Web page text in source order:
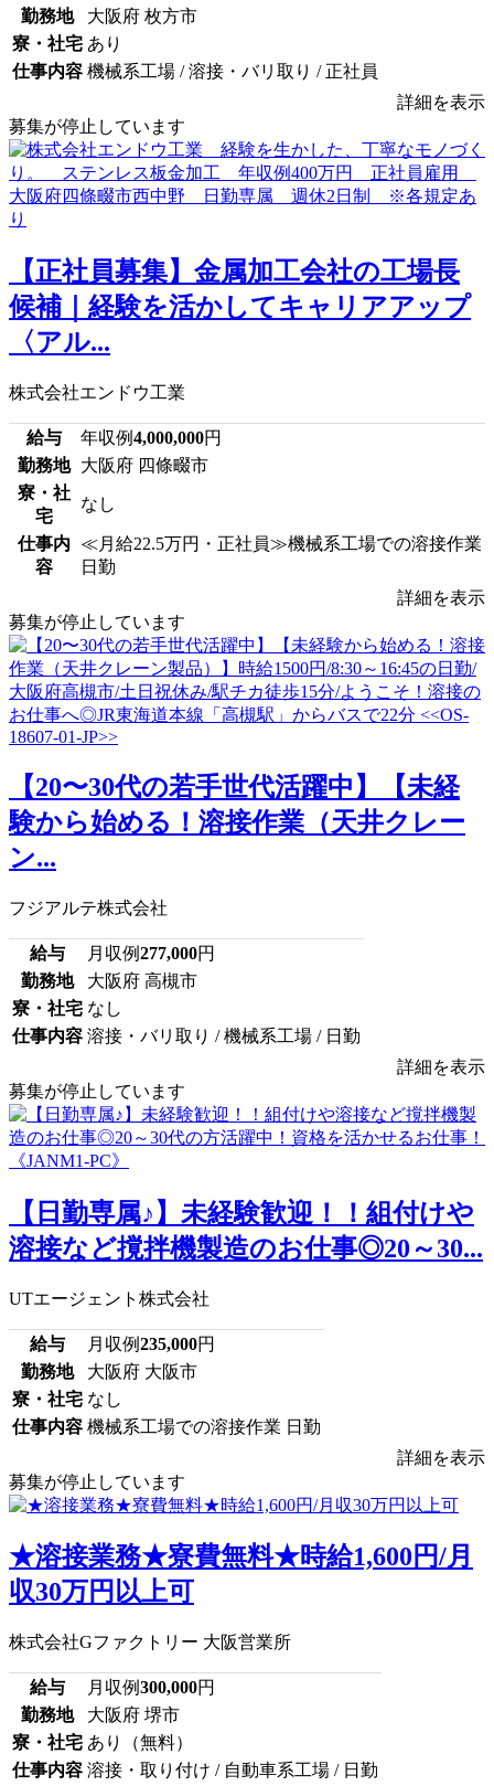
勤務地
大阪府 枚方市
寮・社宅 あり
仕事内容 機械系工場 / 溶接・バリ取り / 正社員
詳細を表示
募集が停止しています
【正社員募集】金属加工会社の工場長
候補｜経験を活かしてキャリアアップ
〈アル...
株式会社エンドウ工業
給与 年収例4,000,000円
勤務地 大阪府 四條畷市
寮・社
宅
なし
仕事内
容
≪月給22.5万円・正社員≫機械系工場での溶接作業
日勤
詳細を表示
募集が停止しています
【20〜30代の若手世代活躍中】【未経
験から始める！溶接作業（天井クレー
ン...
フジアルテ株式会社
給与 月収例277,000円
勤務地
大阪府 高槻市
寮・社宅 なし
仕事内容 溶接・バリ取り / 機械系工場 / 日勤
詳細を表示
募集が停止しています
【日勤専属♪】未経験歓迎！！組付けや
溶接など撹拌機製造のお仕事◎20～30...
UTエージェント株式会社
給与 月収例235,000円
勤務地
大阪府 大阪市
寮・社宅 なし
仕事内容 機械系工場での溶接作業 日勤
詳細を表示
募集が停止しています
★溶接業務★寮費無料★時給1,600円/月
収30万円以上可
株式会社Gファクトリー 大阪営業所
給与 月収例300,000円
勤務地
大阪府 堺市
寮・社宅 あり（無料）
仕事内容 溶接・取り付け / 自動車系工場 / 日勤